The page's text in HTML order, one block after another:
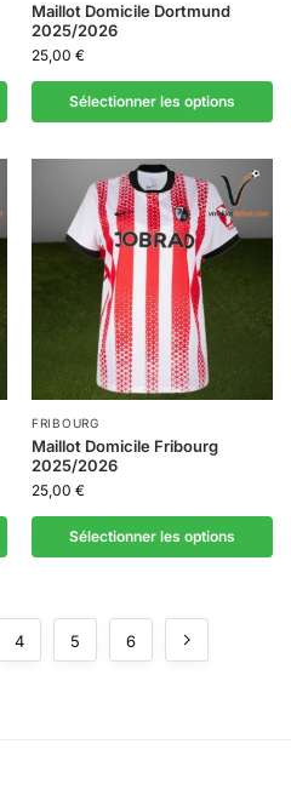
Maillot Domicile Dortmund
2025/2026
25,00 €
Sélectionner les options
FRIBOURG
Maillot Domicile Fribourg
2025/2026
25,00 €
Sélectionner les options
4 5 6